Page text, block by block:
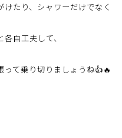
けたり、シャワーだけでなく
各自工夫して、
って乗り切りましょうね👍🔥